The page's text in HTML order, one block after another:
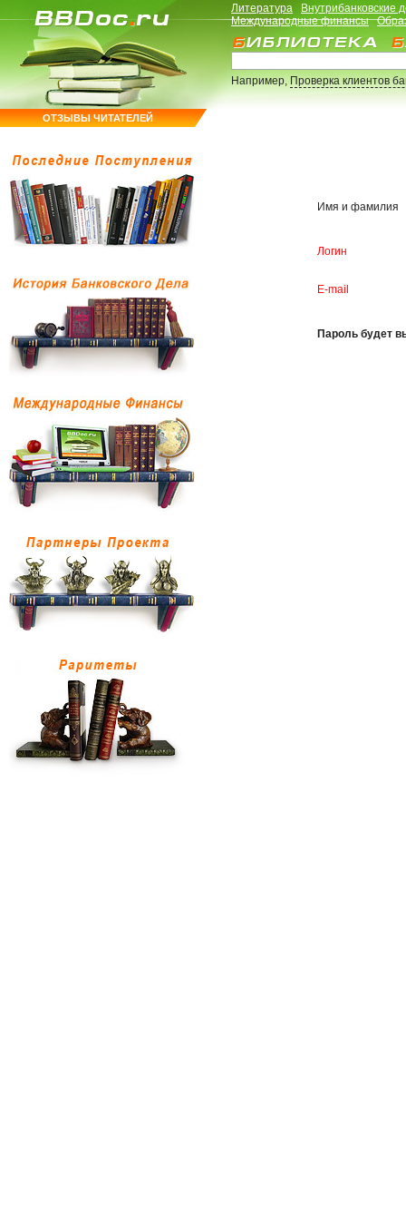
ОТЗЫВЫ ЧИТАТЕЛЕЙ
Литература
Внутрибанковские
Международные финансы
Например,Проверка клиентов
Имя и фамилия
Логин
E-mail
Пароль будет